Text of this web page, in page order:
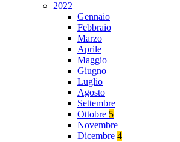
2022
Gennaio
Febbraio
Marzo
Aprile
Maggio
Giugno
Luglio
Agosto
Settembre
Ottobre 5
Novembre
Dicembre 4